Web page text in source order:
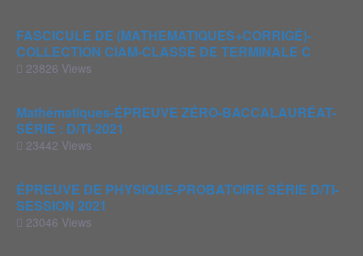
FASCICULE DE (MATHEMATIQUES+CORRIGÉ)-
COLLECTION CIAM-CLASSE DE TERMINALE C
23826 Views
Mathématiques-ÉPREUVE ZÉRO-BACCALAURÉAT-
SÉRIE : D/TI-2021
23442 Views
ÉPREUVE DE PHYSIQUE-PROBATOIRE SÉRIE D/TI-
SESSION 2021
23046 Views